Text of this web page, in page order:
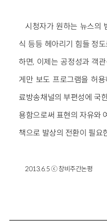
시청자가 원하는 뉴스의
식 등등 헤아리기 힘들 정
하면, 이제는 공정성과 객
게만 보도 프로그램을 허
료방송채널의 부편성에 국
용함으로써 표현의 자유와
책으로 발상의 전환이 필요
2013.6.5 ⓒ 창비주간논평